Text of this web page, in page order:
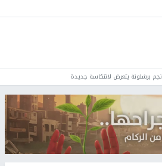
نجم برشلونة يتعرض لانتكاسة جديدة